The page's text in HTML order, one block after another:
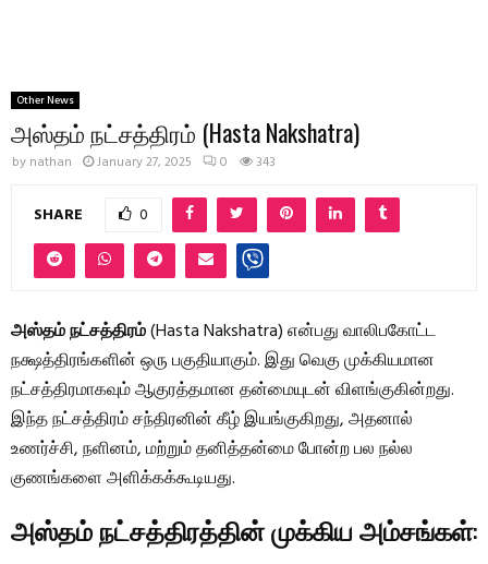
Other News
அஸ்தம் நட்சத்திரம் (Hasta Nakshatra)
by nathan January 27, 2025 0 343
SHARE 0
அஸ்தம் நட்சத்திரம்(Hasta Nakshatra) என்பது வாலிபகோட்ட
நக்ஷத்திரங்களின் ஒரு பகுதியாகும். இது வெகு முக்கியமான
நட்சத்திரமாகவும் ஆகுரத்தமான தன்மையுடன் விளங்குகின்றது.
இந்த நட்சத்திரம் சந்திரனின் கீழ் இயங்குகிறது, அதனால்
உணர்ச்சி, நளினம், மற்றும் தனித்தன்மை போன்ற பல நல்ல
குணங்களை அளிக்கக்கூடியது.
அஸ்தம் நட்சத்திரத்தின் முக்கிய அம்சங்கள்: